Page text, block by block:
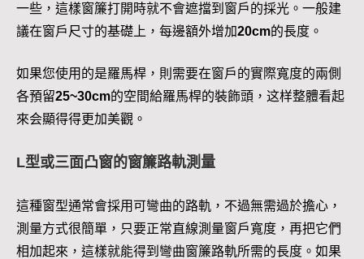
一些，這樣窗簾打開時就不會遮擋到窗戶的採光。一般建
議在窗戶尺寸的基礎上，每邊額外增加20cm的長度。
如果您使用的是羅馬桿，則需要在窗戶的實際寬度的兩側
各預留25~30cm的空間給羅馬桿的裝飾頭，这样整體看起
來会顯得得更加美觀。
L型或三面凸窗的窗簾路軌測量
這種窗型通常會採用可彎曲的路軌，不過無需過於擔心，
測量方式很簡單，只要正常直線測量窗戶寬度，再把它們
相加起來，這樣就能得到彎曲窗簾路軌所需的長度。如果